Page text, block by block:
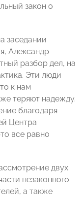
закон о
заседании
Александр
разбор дел, на
Эти люди
к нам
теряют надежду.
благодаря
Центра
все равно
двух
незаконного
а также